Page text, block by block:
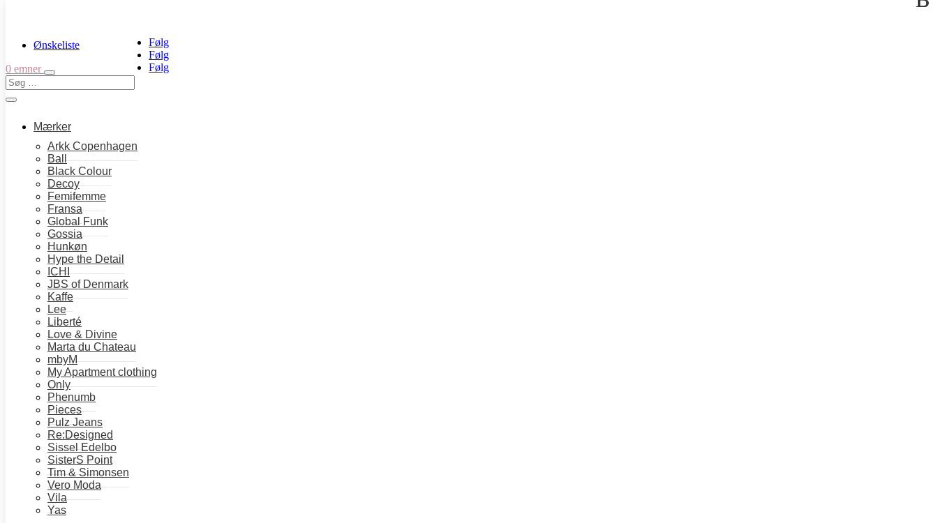
Ønskeliste
0 emner
Følg
Følg
Følg
Mærker
Arkk Copenhagen
Ball
Black Colour
Decoy
Femifemme
Fransa
Global Funk
Gossia
Hunkøn
Hype the Detail
ICHI
JBS of Denmark
Kaffe
Lee
Liberté
Love & Divine
Marta du Chateau
mbyM
My Apartment clothing
Only
Phenumb
Pieces
Pulz Jeans
Re:Designed
Sissel Edelbo
SisterS Point
Tim & Simonsen
Vero Moda
Vila
Yas
Tøj→Leggings
Jbs leggings – Black
250,00kr.
Utrolig lækker og behagelig buks i strækbart materiale.
Materiale:
65% Viskose bambus.
30% Økologisk bomuld.
5% Elastan.
Pasform:
XS: Talje 62 cm / længde 69 cm.
S: Talje 66 cm / længde 72 cm.
M: Talje 70 cm / længde 75 cm.
L: Talje 74 cm / længde 78 cm.
XL: Talje 78 cm / længde 81 cm.
(Længderne er angivet i invendige benlængder)